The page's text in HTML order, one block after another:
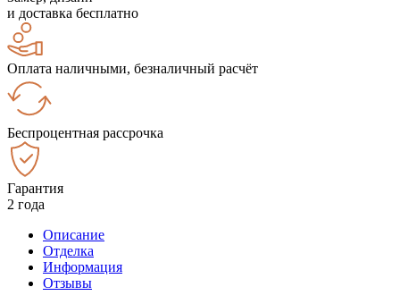
и доставка бесплатно
Оплата наличными, безналичный расчёт
Беспроцентная рассрочка
Гарантия
2 года
Описание
Отделка
Информация
Отзывы